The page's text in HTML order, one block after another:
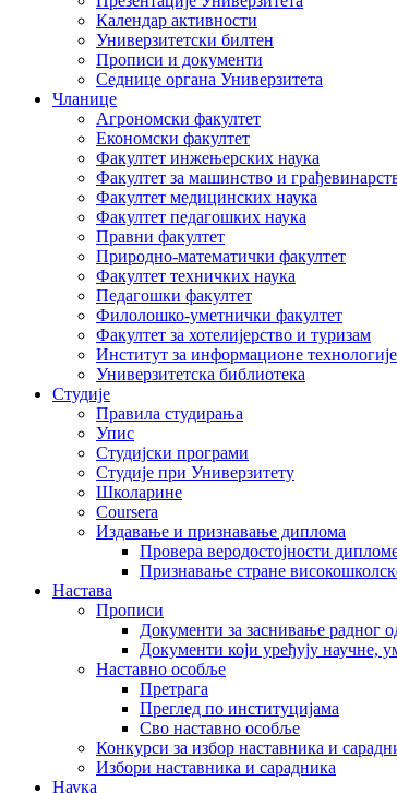
Календар активности
Универзитетски билтен
Прописи и документи
Седнице органа Универзитета
Чланице
Агрономски факултет
Економски факултет
Факултет инжењерских наука
Факултет за машинство и
Факултет медицинских наука
Факултет педагошких наука
Правни факултет
Природно-математички факултет
Факултет техничких наука
Педагошки факултет
Филолошко-уметнички факултет
Факултет за хотелијерство и туризам
Институт за информационе технологије
Универзитетска библиотека
Студије
Правила студирања
Упис
Студијски програми
Студије при Универзитету
Школарине
Coursera
Издавање и признавање диплома
Провера веродостојности
Признавање стране
Настава
Прописи
Документи за заснивање радног
Документи који уређују научне,
Наставно особље
Претрага
Преглед по институцијама
Сво наставно особље
Конкурси за избор наставника и
Избори наставника и сарадника
Наука